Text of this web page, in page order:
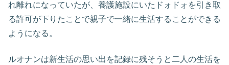
れ離れになっていたが、養護施設にいたドォドォを引き取
る許可が下りたことで親子で一緒に生活することができる
ようになる。
ルオナンは新生活の思い出を記録に残そうと二人の生活を